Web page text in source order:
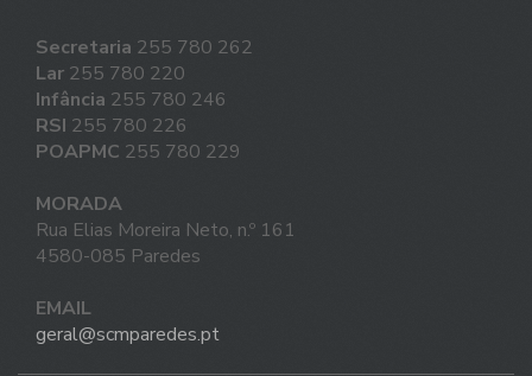
Secretaria 255 780 262
Lar 255 780 220
Infância 255 780 246
RSI 255 780 226
POAPMC 255 780 229
MORADA
Rua Elias Moreira Neto, n.º 161
4580-085 Paredes
EMAIL
geral@scmparedes.pt